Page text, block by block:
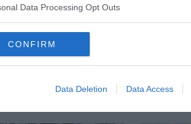
Data Processing Opt Outs
CONFIRM
Data Deletion Data Access
dans le parc et aux alentours.
de cette région portugaise… Une
Bela